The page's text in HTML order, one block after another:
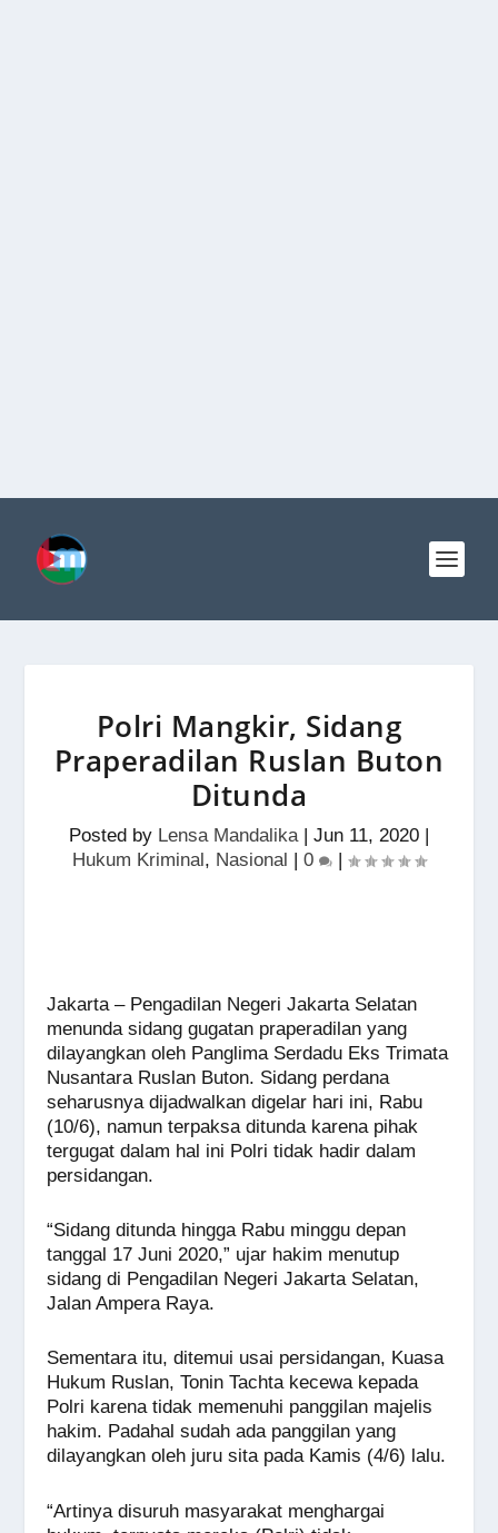
Polri Mangkir, Sidang
Praperadilan Ruslan Buton
Ditunda
Posted by Lensa Mandalika| Jun 11, 2020 |
Hukum Kriminal, Nasional | 0 |
Jakarta – Pengadilan Negeri Jakarta Selatan
menunda sidang gugatan praperadilan yang
dilayangkan oleh Panglima Serdadu Eks Trimata
Nusantara Ruslan Buton. Sidang perdana
seharusnya dijadwalkan digelar hari ini, Rabu
(10/6), namun terpaksa ditunda karena pihak
tergugat dalam hal ini Polri tidak hadir dalam
persidangan.
“Sidang ditunda hingga Rabu minggu depan
tanggal 17 Juni 2020,” ujar hakim menutup
sidang di Pengadilan Negeri Jakarta Selatan,
Jalan Ampera Raya.
Sementara itu, ditemui usai persidangan, Kuasa
Hukum Ruslan, Tonin Tachta kecewa kepada
Polri karena tidak memenuhi panggilan majelis
hakim. Padahal sudah ada panggilan yang
dilayangkan oleh juru sita pada Kamis (4/6) lalu.
“Artinya disuruh masyarakat menghargai